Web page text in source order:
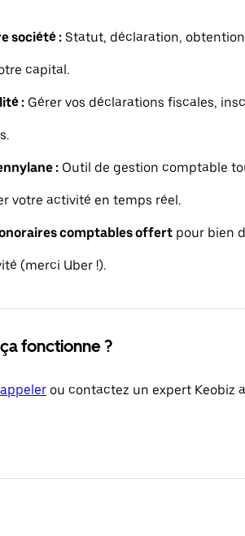
société : Statut, déclaration,
capital.
: Gérer vos déclarations fiscales,
: Outil de gestion comptable
votre activité en temps réel.
comptables offert pour bien
(merci Uber !).
fonctionne ?
ou contactez un expert Keobiz